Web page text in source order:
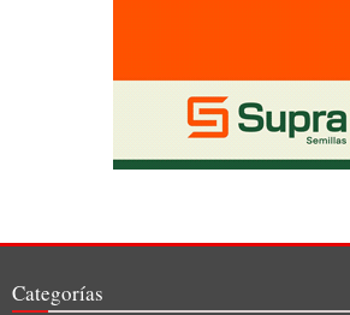
Categorías